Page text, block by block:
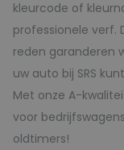
kleurcode of
professionele verf.
reden garanderen
uw auto bij SRS
Met onze A-
voor
oldtimers!